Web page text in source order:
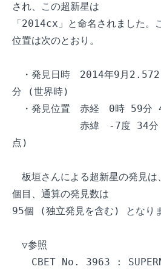
され、この超新星は
「2014cx」と命名されました。
位置は次のとおり。
・発見日時　2014年9月
分 (世界時)
・発見位置　赤経　0時 59分
赤緯　-7度 34分
点)
板垣さんによる超新星の発見は
個目、通算の発見数は
95個 (独立発見を含む) となりま
▽参照
CBET No. 3963 :